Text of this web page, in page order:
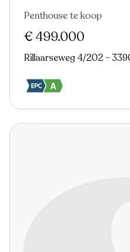
In optie Virtual tour
Penthouse te koop
€ 499.000
Rillaarseweg 4/202 -